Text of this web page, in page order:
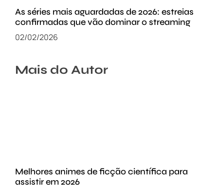
As séries mais aguardadas de 2026: estreias
confirmadas que vão dominar o streaming
02/02/2026
Mais do Autor
Melhores animes de ficção científica para
assistir em 2026